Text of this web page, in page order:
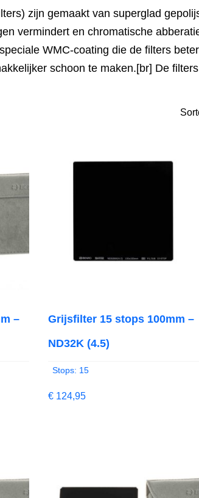
zijn gemaakt van superglad
vermindert en chromatische
WMC-coating die de filters
schoon te maken.[br] De
–
Grijsfilter 15 stops 100mm –
ND32K (4.5)
Stops: 15
€ 124,95